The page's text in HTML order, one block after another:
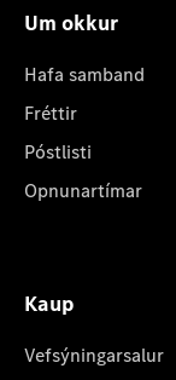
Um okkur
Hafa samband
Fréttir
Póstlisti
Opnunartímar
Kaup
Vefsýningarsalur